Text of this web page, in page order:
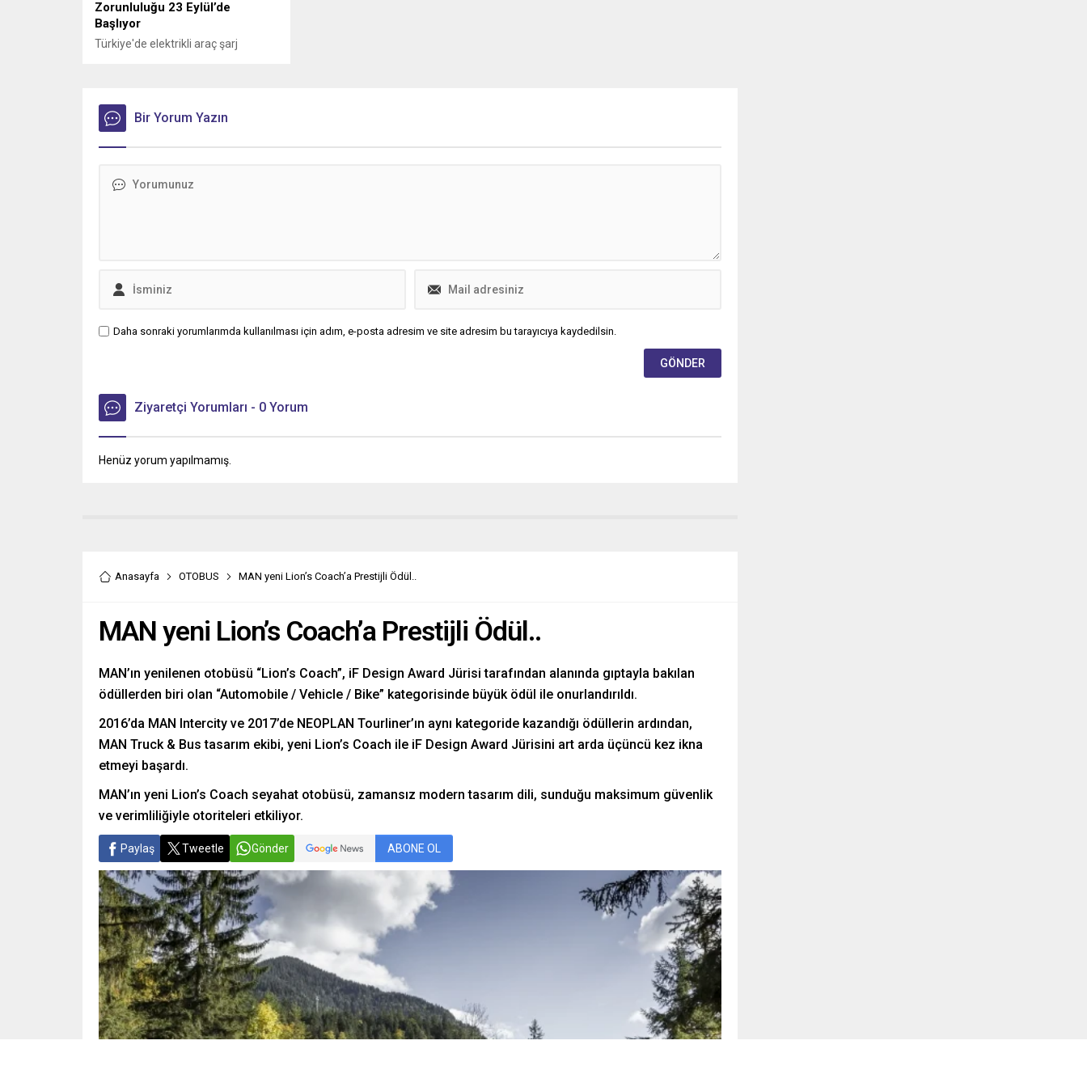
Zorunluluğu 23 Eylül’de
Başlıyor
Türkiye'de elektrikli araç şarj
Bir Yorum Yazın
Daha sonraki yorumlarımda kullanılması için adım, e-posta adresim ve site adresim bu tarayıcıya kaydedilsin.
Ziyaretçi Yorumları - 0 Yorum
Henüz yorum yapılmamış.
Anasayfa OTOBUS MAN yeni Lion’s Coach’a Prestijli Ödül..
MAN yeni Lion’s Coach’a Prestijli Ödül..
MAN’ın yenilenen otobüsü “Lion’s Coach”, iF Design Award Jürisi tarafından alanında gıptayla bakılan
ödüllerden biri olan “Automobile / Vehicle / Bike” kategorisinde büyük ödül ile onurlandırıldı.
2016’da MAN Intercity ve 2017’de NEOPLAN Tourliner’ın aynı kategoride kazandığı ödüllerin ardından,
MAN Truck & Bus tasarım ekibi, yeni Lion’s Coach ile iF Design Award Jürisini art arda üçüncü kez ikna
etmeyi başardı.
MAN’ın yeni Lion’s Coach seyahat otobüsü, zamansız modern tasarım dili, sunduğu maksimum güvenlik
ve verimliliğiyle otoriteleri etkiliyor.
Paylaş Tweetle Gönder ABONE OL